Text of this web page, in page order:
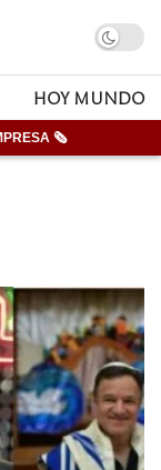
HOY MUNDO
🗞